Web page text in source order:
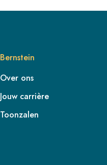
Bernstein
Over ons
Jouw carrière
Toonzalen